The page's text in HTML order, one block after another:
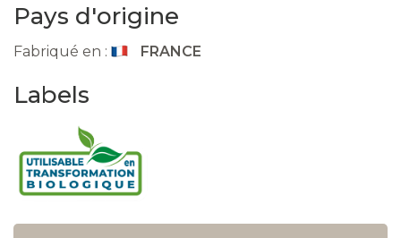
Pays d'origine
Fabriqué en : FRANCE
Labels